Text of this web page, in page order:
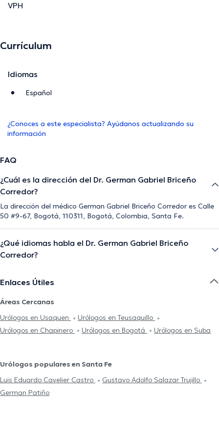
VPH
Currículum
Idiomas
Español
¿Conoces a este especialista? Ayúdanos actualizando su
información
FAQ
¿Cuál es la dirección del Dr. German Gabriel Briceño
Corredor?
La dirección del médico German Gabriel Briceño Corredor es Calle
50 #9-67, Bogotá, 110311, Bogotá, Colombia, Santa Fe.
¿Qué idiomas habla el Dr. German Gabriel Briceño
Corredor?
Enlaces Útiles
Áreas Cercanas
Urólogos en Usaquen
Urólogos en Teusaquillo
Urólogos en Chapinero
Urólogos en Bogotá Urólogos en Suba
Urólogos populares en Santa Fe
Luis Eduardo Cavelier Castro
Gustavo Adolfo Salazar Trujillo
German Patiño